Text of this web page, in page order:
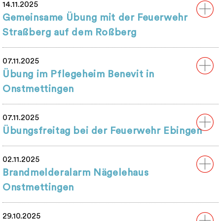
14.11.2025
Gemeinsame Übung mit der Feuerwehr
Straßberg auf dem Roßberg
07.11.2025
Übung im Pflegeheim Benevit in
Onstmettingen
07.11.2025
Übungsfreitag bei der Feuerwehr Ebingen
02.11.2025
Brandmelderalarm Nägelehaus
Onstmettingen
29.10.2025